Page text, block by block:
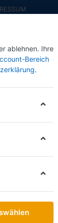
2017- -
ablehnen. Ihre
Bereich
.